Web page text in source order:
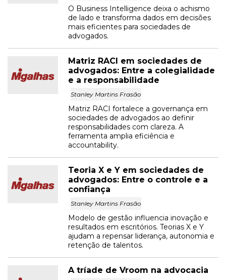
O Business Intelligence deixa o achismo
de lado e transforma dados em decisões
mais eficientes para sociedades de
advogados.
Matriz RACI em sociedades de
advogados: Entre a colegialidade
e a responsabilidade
Stanley Martins Frasão
Matriz RACI fortalece a governança em
sociedades de advogados ao definir
responsabilidades com clareza. A
ferramenta amplia eficiência e
accountability.
Teoria X e Y em sociedades de
advogados: Entre o controle e a
confiança
Stanley Martins Frasão
Modelo de gestão influencia inovação e
resultados em escritórios. Teorias X e Y
ajudam a repensar liderança, autonomia e
retenção de talentos.
A tríade de Vroom na advocacia